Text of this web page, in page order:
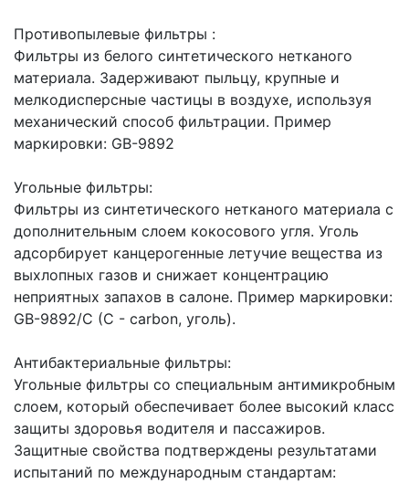
Противопылевые фильтры :
Фильтры из белого синтетического нетканого
материала. Задерживают пыльцу, крупные и
мелкодисперсные частицы в воздухе, используя
механический способ фильтрации. Пример
маркировки: GB-9892
Угольные фильтры:
Фильтры из синтетического нетканого материала с
дополнительным слоем кокосового угля. Уголь
адсорбирует канцерогенные летучие вещества из
выхлопных газов и снижает концентрацию
неприятных запахов в салоне. Пример маркировки:
GB-9892/C (С - сarbon, уголь).
Антибактериальные фильтры:
Угольные фильтры со специальным антимикробным
слоем, который обеспечивает более высокий класс
защиты здоровья водителя и пассажиров.
Защитные свойства подтверждены результатами
испытаний по международным стандартам: